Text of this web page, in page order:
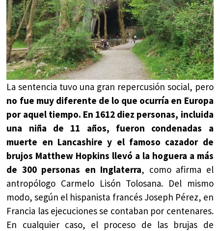
La sentencia tuvo una gran repercusión social, pero
no fue muy diferente de lo que ocurría en Europa
por aquel tiempo. En 1612 diez personas, incluida
una niña de 11 años, fueron condenadas a
muerte en Lancashire y el famoso cazador de
brujos Matthew Hopkins llevó a la hoguera a más
de 300 personas en Inglaterra, como afirma el
antropólogo Carmelo Lisón Tolosana. Del mismo
modo, según el hispanista francés Joseph Pérez, en
Francia las ejecuciones se contaban por centenares.
En cualquier caso, el proceso de las brujas de